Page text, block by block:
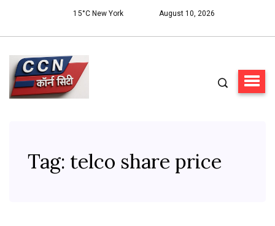
15°C New York August 10, 2026
Tag: telco share price